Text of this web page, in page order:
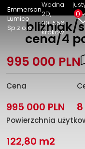
Emmerson
Lumico
Sp.z o.o.
Wodna
2D
30-556
Kraków
0
bliźniak/
cena/4
995 000 PLN
Cena
995 000 PLN 8
Powierzchnia
122,80 m2